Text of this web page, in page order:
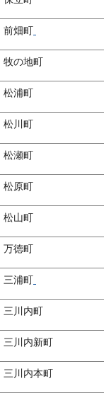
前畑町
牧の地町
松浦町
松川町
松瀬町
松原町
松山町
万徳町
三浦町
三川内町
三川内新町
三川内本町